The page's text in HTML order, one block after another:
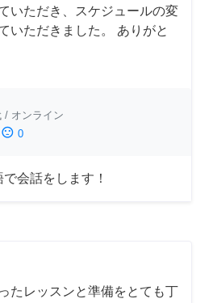
いただき、スケジュールの変
いただきました。 ありがと
/ オンライン
sentiment_dissatisfied 0
会話をします！
たレッスンと準備をとても丁